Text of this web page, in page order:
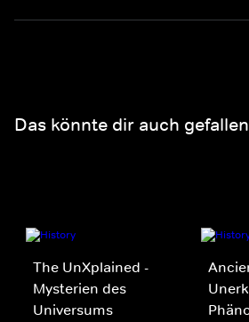
Das könnte dir auch gefallen
The UnXplained -
Mysterien des
Universums